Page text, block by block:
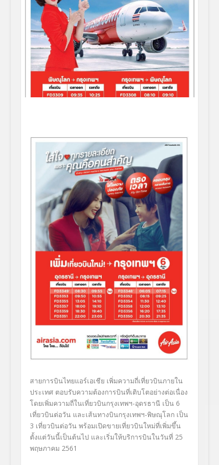
สายการบินไทยแอร์เอเชีย เพิ่มความถี่เที่ยวบินภายใน
ประเทศ ตอบรับความต้องการบินที่เติบโตอย่างต่อเนื่อง
โดยเพิ่มความถี่ในเที่ยวบินกรุงเทพฯ-อุดรธานี เป็น 6
เที่ยวบินต่อวัน และเส้นทางบินกรุงเทพฯ-พิษณุโลก เป็น
3 เที่ยวบินต่อวัน พร้อมเปิดขายเที่ยวบินใหม่ที่เพิ่มขึ้น
ตั้งแต่วันนี้เป็นต้นไป และเริ่มให้บริการบินในวันที่ 25
พฤษภาคม 2561